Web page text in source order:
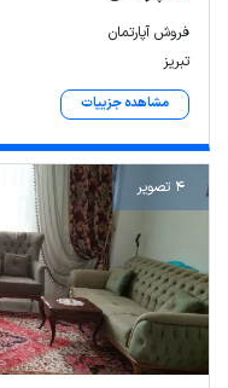
فروش آپارتمان
تبریز
مشاهده جزییات
4 تصویر